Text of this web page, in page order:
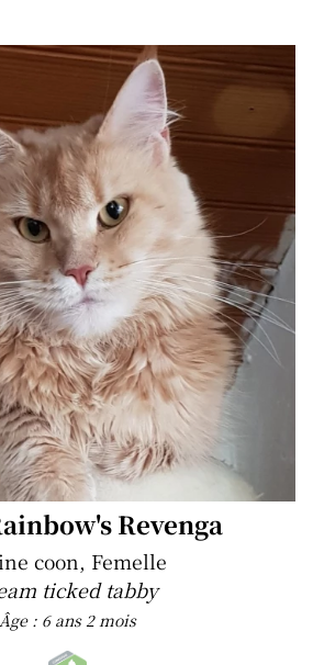
Revenga
coon, Femelle
ticked tabby
Âge : 6 ans 2 mois